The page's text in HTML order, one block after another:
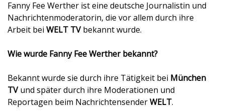
Fanny Fee Werther ist eine deutsche Journalistin und
Nachrichtenmoderatorin, die vor allem durch ihre
Arbeit bei WELT TVbekannt wurde.
Wie wurde Fanny Fee Werther bekannt?
Bekannt wurde sie durch ihre Tätigkeit bei München
TVund später durch ihre Moderationen und
Reportagen beim NachrichtensenderWELT.